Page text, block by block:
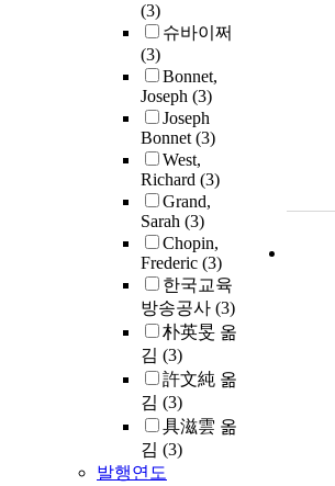
(3)
슈바이쩌
(3)
Bonnet,
Joseph (3)
Joseph
Bonnet(3)
West,
Richard (3)
Grand,
Sarah (3)
Chopin,
Frederic (3)
한국교육
방송공사 (3)
朴英旻 옮
김 (3)
許文純 옮
김 (3)
具滋雲 옮
김 (3)
발행연도